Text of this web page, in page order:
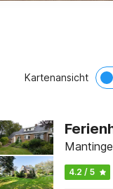
Kartenansicht
4.2 / 5